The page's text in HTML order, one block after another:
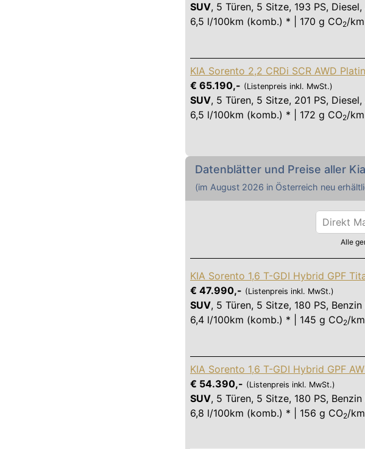
SUV, 5 Türen, 5 Sitze, 193 PS,
6,5 l/100km (komb.) * | 170 g CO2/
KIA Sorento 2,2 CRDi SCR AWD
€ 65.190,- (Listenpreis inkl. MwSt.)
SUV, 5 Türen, 5 Sitze, 201 PS,
6,5 l/100km (komb.) * | 172 g CO2/
Datenblätter und Preise aller Kia
(im August 2026 in Österreich neu
Direkt
Alle
KIA Sorento 1,6 T-GDI Hybrid GPF
€ 47.990,- (Listenpreis inkl. MwSt.)
SUV, 5 Türen, 5 Sitze, 180 PS,
6,4 l/100km (komb.) * | 145 g CO2/
KIA Sorento 1,6 T-GDI Hybrid GPF
€ 54.390,- (Listenpreis inkl. MwSt.)
SUV, 5 Türen, 5 Sitze, 180 PS,
6,8 l/100km (komb.) * | 156 g CO2/